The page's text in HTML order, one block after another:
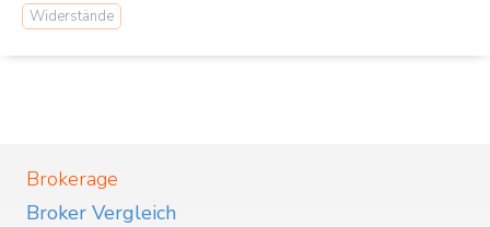
Widerstände
Brokerage
Broker Vergleich